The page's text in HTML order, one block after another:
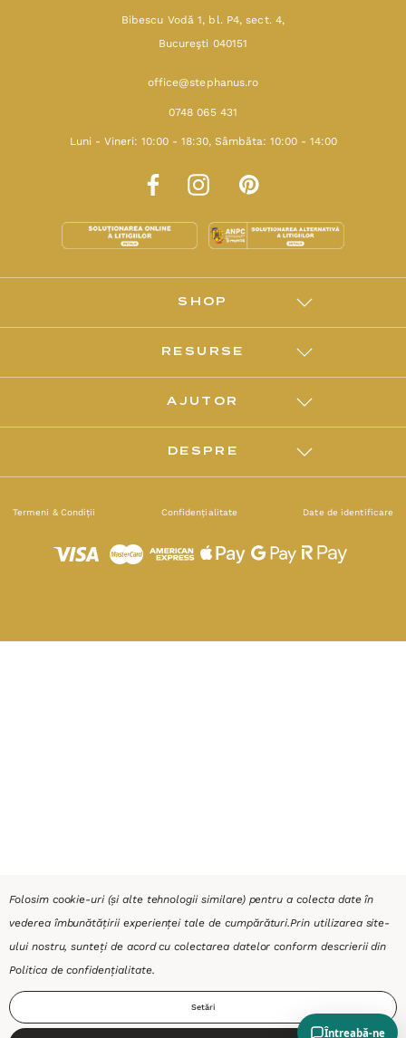
Bibescu Vodă 1, bl. P4, sect. 4,
Bucureşti 040151
office@stephanus.ro
0748 065 431
Luni - Vineri: 10:00 - 18:30, Sâmbăta: 10:00 - 14:00
SHOP
RESURSE
AJUTOR
DESPRE
Termeni & Condiții Confidențialitate Date de identificare
Folosim cookie-uri (și alte tehnologii similare) pentru a colecta date în
vederea îmbunătățirii experienței tale de cumpărături.Prin utilizarea site-
ului nostru, sunteți de acord cu colectarea datelor conform descrierii din
Politica de confidențialitate.
Setări